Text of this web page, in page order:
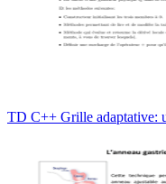
TD C++ Grille adaptative: